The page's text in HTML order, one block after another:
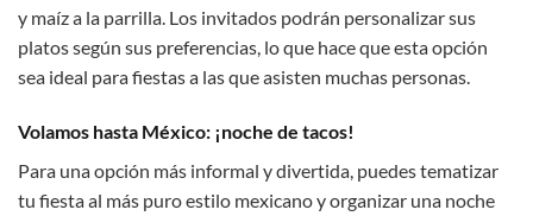
y maíz a la parrilla. Los invitados podrán personalizar sus
platos según sus preferencias, lo que hace que esta opción
sea ideal para fiestas a las que asisten muchas personas.
Volamos hasta México: ¡noche de tacos!
Para una opción más informal y divertida, puedes tematizar
tu fiesta al más puro estilo mexicano y organizar una noche